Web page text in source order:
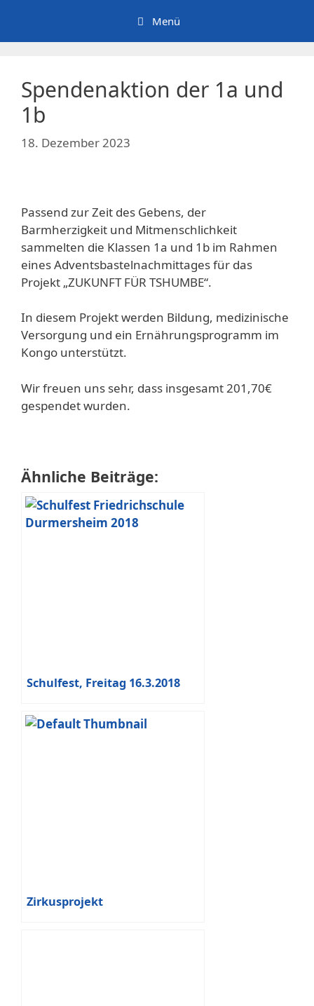
springen
Menü
Spendenaktion der 1a und
1b
18. Dezember 2023
Passend zur Zeit des Gebens, der
Barmherzigkeit und Mitmenschlichkeit
sammelten die Klassen 1a und 1b im Rahmen
eines Adventsbastelnachmittages für das
Projekt „ZUKUNFT FÜR TSHUMBE“.
In diesem Projekt werden Bildung, medizinische
Versorgung und ein Ernährungsprogramm im
Kongo unterstützt.
Wir freuen uns sehr, dass insgesamt 201,70€
gespendet wurden.
Ähnliche Beiträge:
Schulfest, Freitag 16.3.2018
Zirkusprojekt